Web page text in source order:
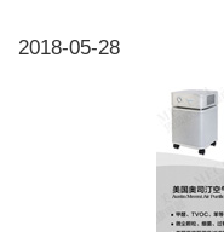
2018-05-28